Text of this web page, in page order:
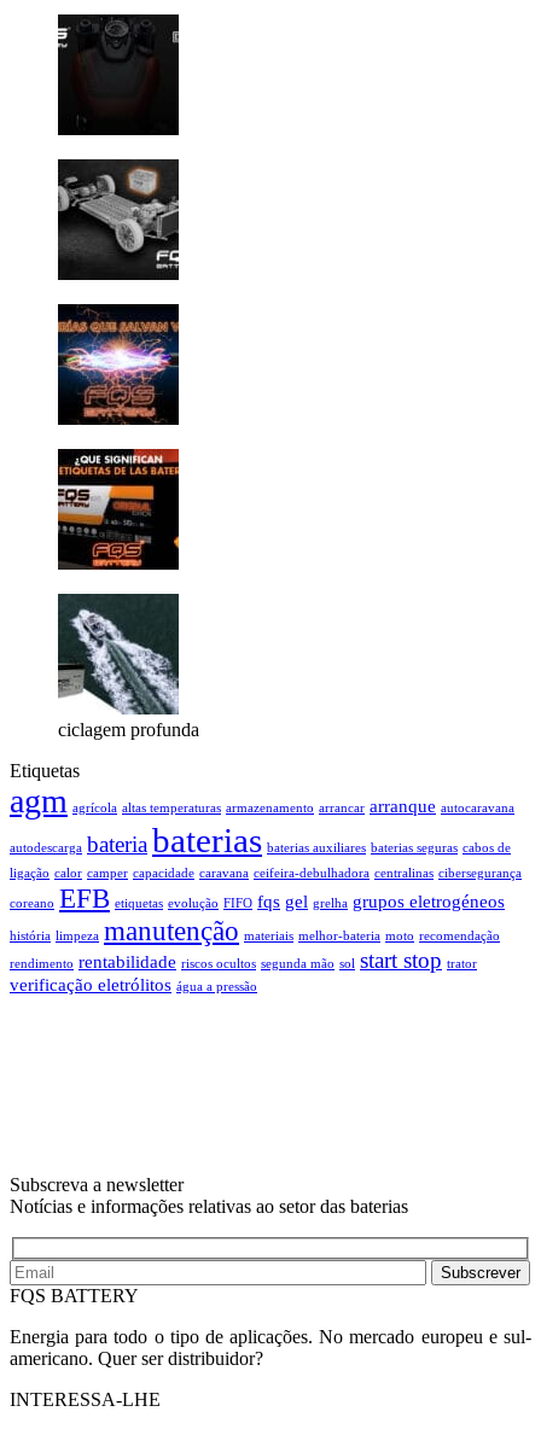
ciclagem profunda
Etiquetas
agm agrícola altas temperaturas armazenamento arrancar arranque autocaravana
autodescarga bateriabaterias baterias auxiliares baterias seguras cabos de
ligação calor camper capacidade caravana ceifeira-debulhadora centralinas cibersegurança
coreano EFB etiquetas evolução FIFO fqs gel grelha grupos eletrogéneos
história limpeza manutenção materiais melhor-bateria moto recomendação
rendimento rentabilidade riscos ocultos segunda mão sol start stop trator
verificação eletrólitos água a pressão
Subscreva a newsletter
Notícias e informações relativas ao setor das baterias
Subscrever
FQS BATTERY
Energia para todo o tipo de aplicações. No mercado europeu e sul-
americano. Quer ser distribuidor?
INTERESSA-LHE